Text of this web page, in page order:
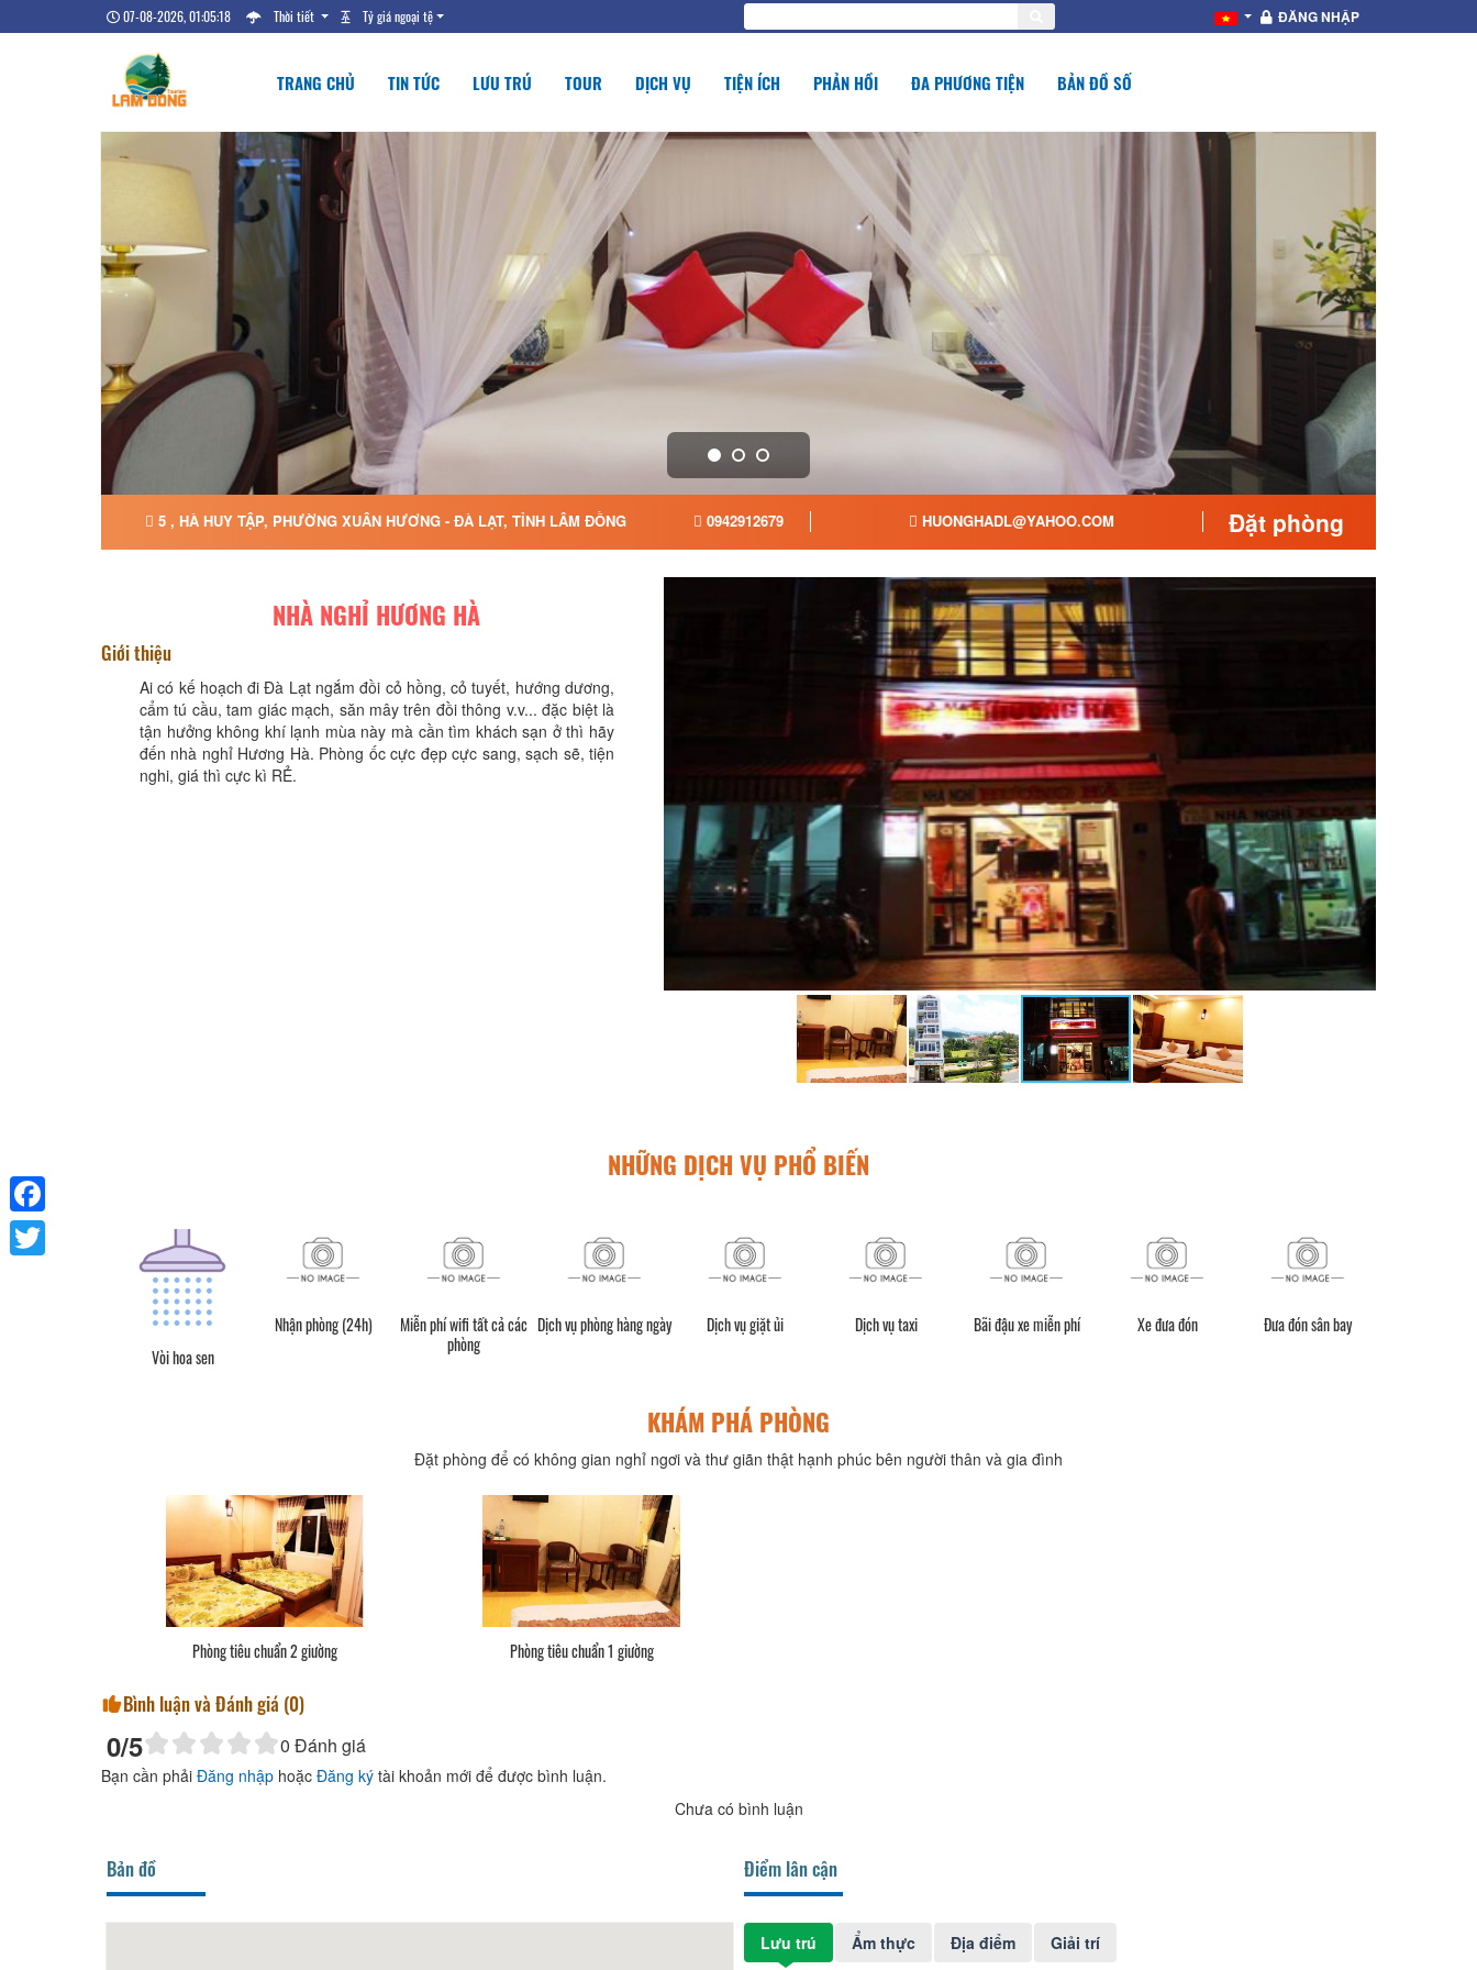
07-08-2026, 01:05:19 Thời tiết Tỷ giá ngoại tệ ĐĂNG NHẬP
TRANG CHỦ TIN TỨC LƯU TRÚ TOUR DỊCH VỤ TIỆN ÍCH PHẢN HỒI ĐA PHƯƠNG TIỆN BẢN ĐỒ SỐ
5 , HÀ HUY TẬP, PHƯỜNG XUÂN HƯƠNG - ĐÀ LẠT, TỈNH LÂM ĐỒNG 0942912679 HUONGHADL@YAHOO.COM Đặt phòng
NHÀ NGHỈ HƯƠNG HÀ
Giới thiệu
Ai có kế hoạch đi Đà Lạt ngắm đồi cỏ hồng, cỏ tuyết, hướng dương,
cẩm tú cầu, tam giác mạch, săn mây trên đồi thông v.v... đặc biệt là
tận hưởng không khí lạnh mùa này mà cần tìm khách sạn ở thì hãy
đến nhà nghỉ Hương Hà. Phòng ốc cực đẹp cực sang, sạch sẽ, tiện
nghi, giá thì cực kì RẺ.
NHỮNG DỊCH VỤ PHỔ BIẾN
Vòi hoa sen
Nhận phòng (24h)
Miễn phí wifi tất cả các
phòng
Dịch vụ phòng hàng ngày Dịch vụ giặt ủi Dịch vụ taxi Bãi đậu xe miễn phí Xe đưa đón Đưa đón sân bay
KHÁM PHÁ PHÒNG
Đặt phòng để có không gian nghỉ ngơi và thư giãn thật hạnh phúc bên người thân và gia đình
Phòng tiêu chuẩn 2 giường Phòng tiêu chuẩn 1 giường
Bình luận và Đánh giá (0)
0/5 0 Đánh giá
Bạn cần phải Đăng nhập hoặc Đăng ký tài khoản mới để được bình luận.
Chưa có bình luận
Bản đồ Điểm lân cận
Lưu trú Ẩm thực Địa điểm Giải trí
Facebook